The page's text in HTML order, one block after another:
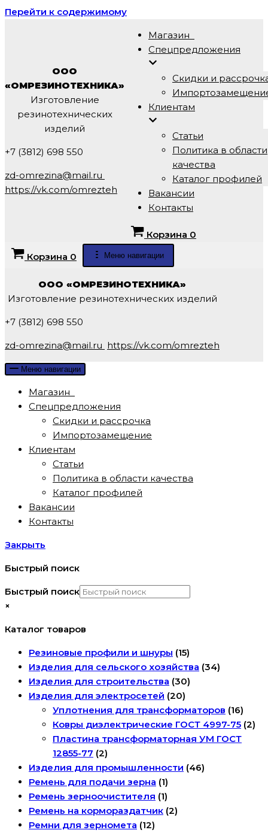
Перейти к содержимому
ООО
«ОМРЕЗИНОТЕХНИКА»
Изготовление
резинотехнических
изделий
+7 (3812) 698 550
zd-omrezina@mail.ru
https://vk.com/omrezteh
Магазин
Спецпредложения
Скидки и
Клиентам
Статьи
Политика в области
качества
Каталог профилей
Вакансии
Контакты
Корзина 0
Корзина 0 Меню навигации
ООО «ОМРЕЗИНОТЕХНИКА»
Изготовление резинотехнических изделий
+7 (3812) 698 550
zd-omrezina@mail.ru https://vk.com/omrezteh
Меню навигации
Магазин
Спецпредложения
Скидки и рассрочка
Импортозамещение
Клиентам
Статьи
Политика в области качества
Каталог профилей
Вакансии
Контакты
Закрыть
Быстрый поиск
Быстрый поиск
×
Каталог товаров
Резиновые профили и шнуры (15)
Изделия для сельского хозяйства (34)
Изделия для строительства (30)
Изделия для электросетей (20)
Уплотнения для трансформаторов (16)
Ковры диэлектрические ГОСТ 4997-75 (2)
Пластина трансформаторная УМ ГОСТ
12855-77 (2)
Изделия для промышленности (46)
Ремень для подачи зерна (1)
Ремень зерноочистителя (1)
Ремень на кормораздатчик (2)
Ремни для зерномета (12)